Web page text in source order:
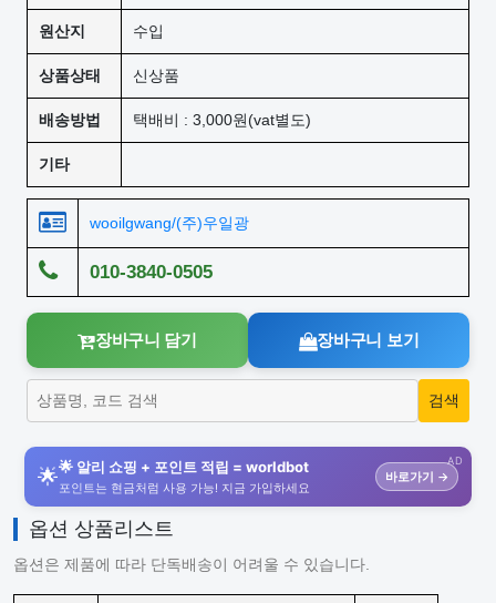
원산지 수입
상품상태 신상품
배송방법 택배비 : 3,000원(vat별도)
기타
wooilgwang/(주)우일광
010-3840-0505
장바구니 담기 장바구니 보기
AD
🌟🌟 알리 쇼핑 + 포인트 적립 = worldbot
포인트는 현금처럼 사용 가능! 지금 가입하세요
바로가기 →
옵션 상품리스트
옵션은 제품에 따라 단독배송이 어려울 수 있습니다.